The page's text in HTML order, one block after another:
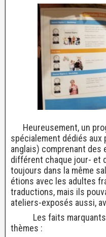
Heureusement, un
spécialement dédiés aux
anglais) comprenant des
différent chaque jour- et
toujours dans la même
étions avec les adultes
traductions, mais ils
ateliers-exposés aussi,
Les faits marquants
thèmes :